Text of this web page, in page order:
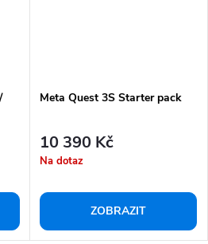
Meta Quest 3S Starter pack
10 390 Kč
Na dotaz
ZOBRAZIT